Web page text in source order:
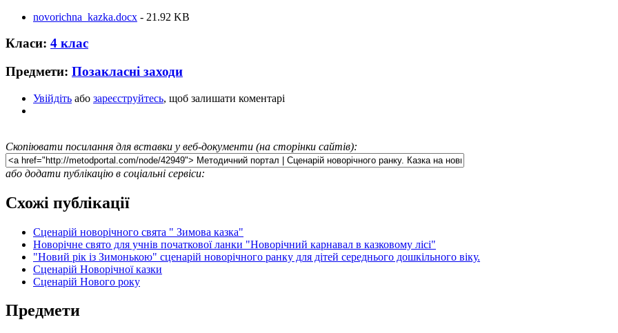
novorichna_kazka.docx - 21.92 KB
Класи: 4 клас
Предмети: Позакласні заходи
Увійдіть або зареєструйтесь, щоб залишати коментарі
Скопіювати посилання для вставки у веб-документи (на сторінки сайтів):
або додати публікацію в соціальні сервіси:
Схожі публікації
Сценарій новорічного свята " Зимова казка"
Новорічне свято для учнів початкової ланки "Новорічний карнавал в казковому лісі"
"Новий рік із Зимонькою" сценарій новорічного ранку для дітей середнього дошкільного віку.
Сценарій Новорічної казки
Сценарій Нового року
Предмети